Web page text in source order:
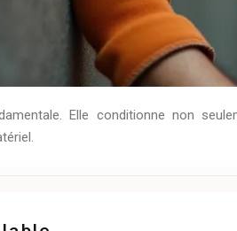
Elle conditionne non